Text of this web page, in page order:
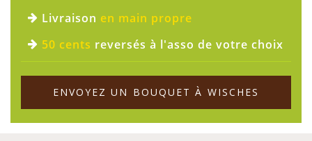
Livraison en main propre
50 cents reversés à l'asso de votre choix
ENVOYEZ UN BOUQUET À WISCHES